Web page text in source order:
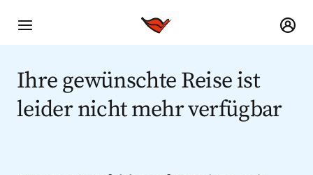
Ihre gewünschte Reise ist
leider nicht mehr verfügbar